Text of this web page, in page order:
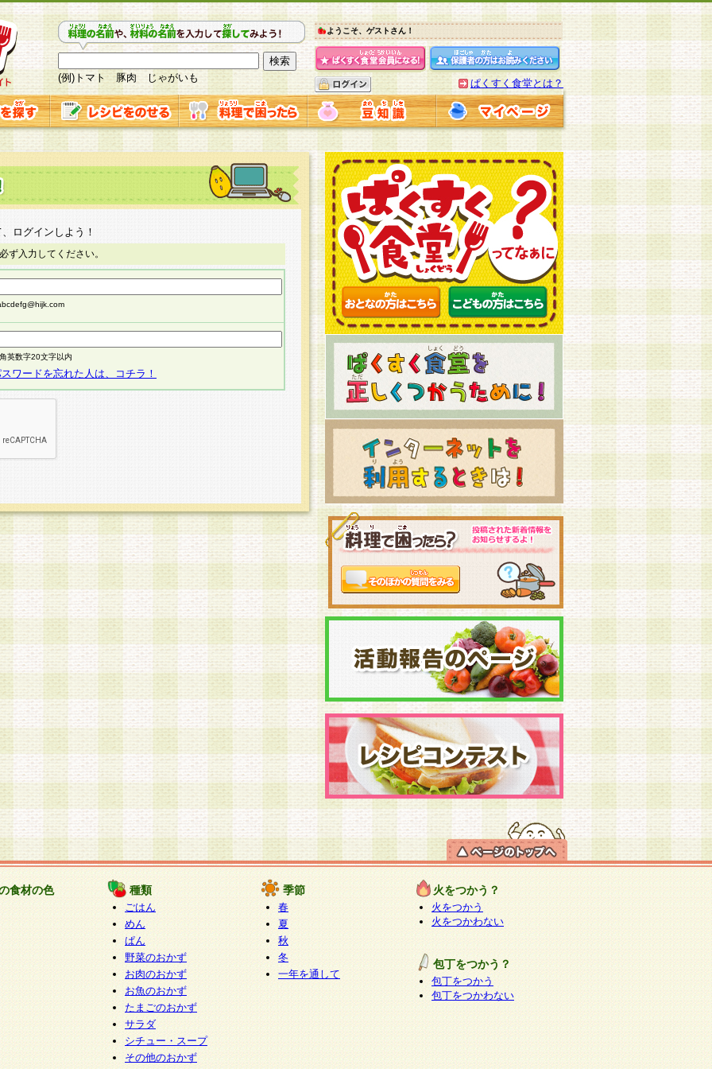
(例)トマト 豚肉 じゃがいも
ようこそ、ゲストさん！
ぱくすく食堂とは？
ログインしよう！
ず入力してください。
英数字20文字以内
ワードを忘れた人は、コチラ！
食材の色 種類
ごはん
めん
ぱん
野菜のおかず
お肉のおかず
お魚のおかず
たまごのおかず
サラダ
シチュー・スープ
その他のおかず
季節
春
夏
秋
冬
一年を通して
火をつかう？
火をつかう
火をつかわない
包丁をつかう？
包丁をつかう
包丁をつかわない